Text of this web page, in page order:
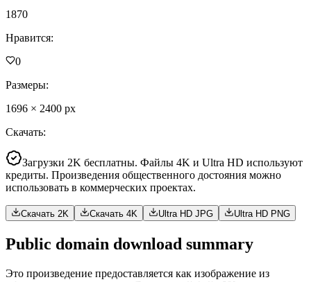
1870
Нравится:
0
Размеры:
1696 × 2400 px
Скачать:
Загрузки 2K бесплатны. Файлы 4K и Ultra HD используют
кредиты. Произведения общественного достояния можно
использовать в коммерческих проектах.
Скачать 2K Скачать 4K Ultra HD JPG Ultra HD PNG
Public domain download summary
Это произведение предоставляется как изображение из